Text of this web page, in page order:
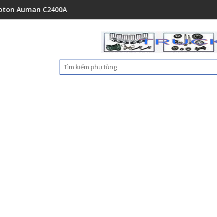
C1500 1112235684110